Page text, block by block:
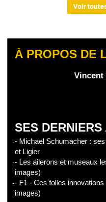
Voir
À PROPOS DE
SES
- Michael Schumacher :
et Ligier
- Les ailerons et museaux
images)
- F1 - Ces folles
images)